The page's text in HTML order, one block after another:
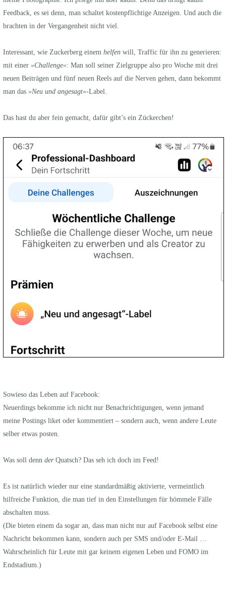
Feedback, es sei denn, man schaltet kostenpflichtige Anzeigen. Und auch die
brachten in der Vergangenheit nicht viel.
Interessant, wie Zuckerberg einemhelfenwill, Traffic für ihn zu generieren:
mit einer»Challenge«: Man soll seiner Zielgruppe also pro Woche mit drei
neuen Beiträgen und fünf neuen Reels auf die Nerven gehen, dann bekommt
man das»Neu und angesagt«-Label.
Das hast du aber fein gemacht, dafür gibt’s ein Zückerchen!
Sowieso das Leben auf Facebook:
Neuerdings bekomme ich nicht nur Benachrichtigungen, wenn jemand
meine Postings liket oder kommentiert – sondern auch, wenn andere Leute
selber etwas posten.
Was soll dennderQuatsch? Das seh ich doch im Feed!
Es ist natürlich wieder nur eine standardmäßig aktivierte, vermeintlich
hilfreiche Funktion, die man tief in den Einstellungen für hömmele Fälle
abschalten muss.
(Die bieten einem da sogar an, dass man nicht nur auf Facebook selbst eine
Nachricht bekommen kann, sondern auch per SMS und/oder E-Mail …
Wahrscheinlich für Leute mit gar keinem eigenen Leben und FOMO im
Endstadium.)